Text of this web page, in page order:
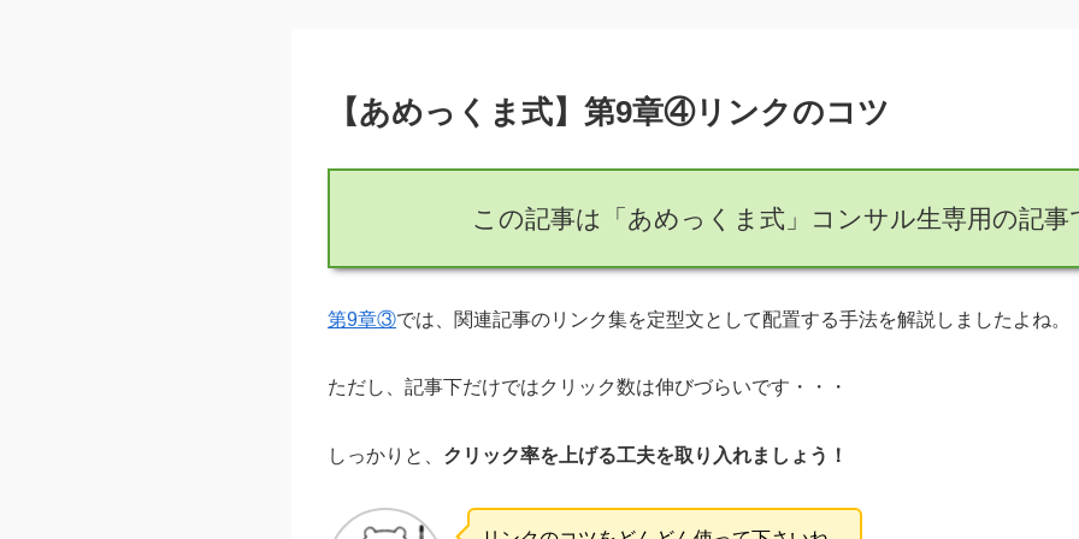
【あめっくま式】第9章④リンクのコツ
この記事は「あめっくま式」コンサル生専用の記事
第9章③では、関連記事のリンク集を定型文として配置する手法を解説しましたよね。
ただし、記事下だけではクリック数は伸びづらいです・・・
しっかりと、 クリック率を上げる工夫を取り入れましょう！